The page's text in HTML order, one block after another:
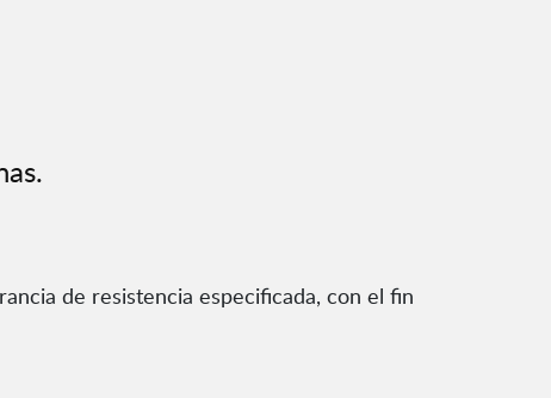
de resistencia especificada, con el fin